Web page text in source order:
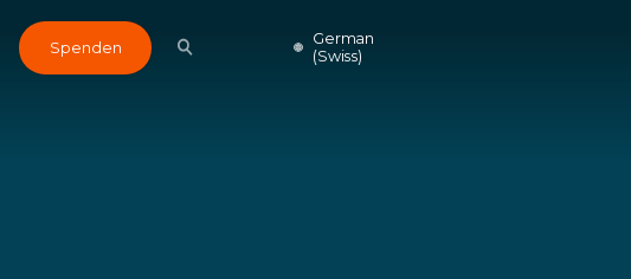
Spenden
German
(Swiss)